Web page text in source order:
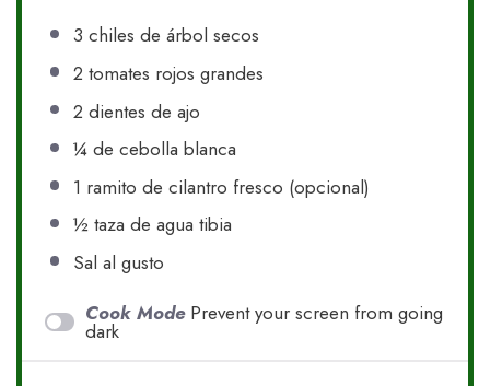
3 chiles de árbol secos
2 tomates rojos grandes
2 dientes de ajo
¼de cebolla blanca
1 ramito de cilantro fresco (opcional)
½taza de agua tibia
Sal al gusto
Cook Mode Prevent your screen from going
dark